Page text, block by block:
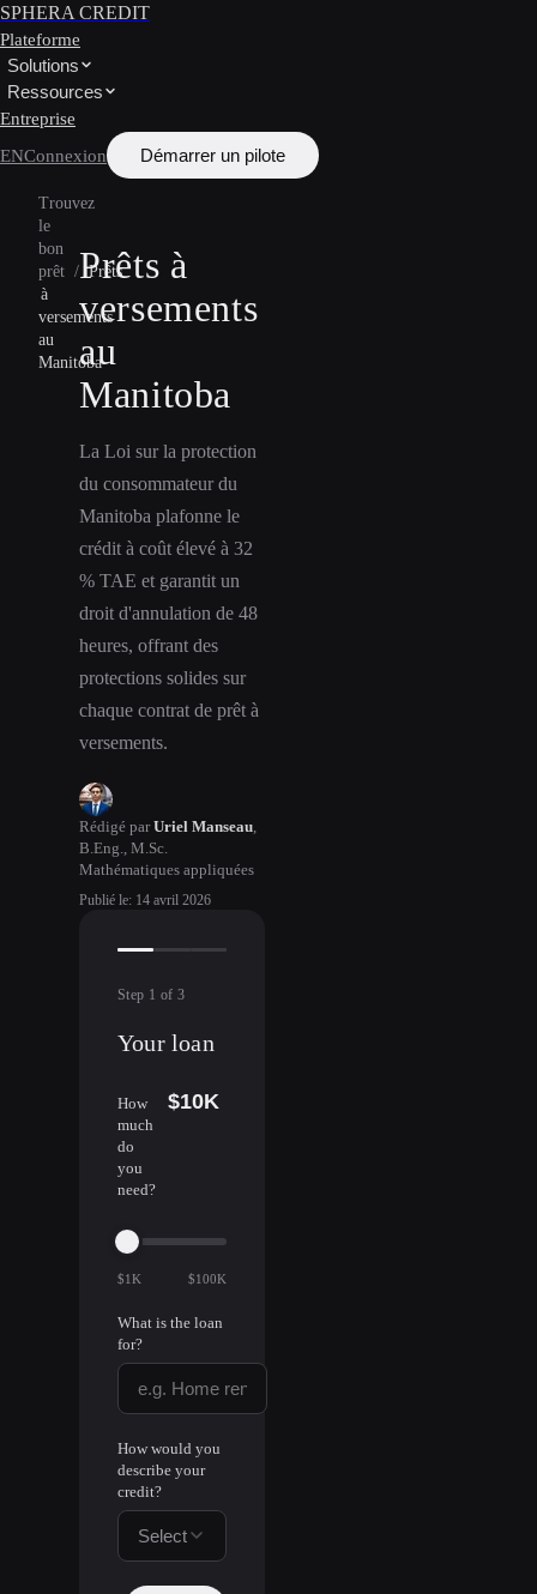
SPHERA CREDIT
Plateforme
Solutions
Ressources
Entreprise
ENConnexion Démarrer un pilote
Trouvez
le
bon
prêt / Prêts
à
versements
au
Manitoba
Prêts à
versements
au
Manitoba
La Loi sur la protection
du consommateur du
Manitoba plafonne le
crédit à coût élevé à 32
% TAE et garantit un
droit d'annulation de 48
heures, offrant des
protections solides sur
chaque contrat de prêt à
versements.
Rédigé par Uriel Manseau
B.Eng., M.Sc.
Mathématiques appliquées
Publié le: 14 avril 2026
Step 1 of 3
Your loan
How
much
do
you
need?
$10K
$1K $100K
What is the loan
for?
How would you
describe your
credit?
Select